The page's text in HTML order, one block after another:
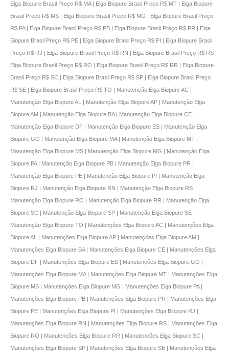
Elga Biopure Brasil Preço R$ MA | Elga Biopure Brasil Preço R$ MT | Elga Biopure
Brasil Preço R$ MS | Elga Biopure Brasil Preço R$ MG | Elga Biopure Brasil Preço
R$ PA | Elga Biopure Brasil Preço R$ PB | Elga Biopure Brasil Preço R$ PR | Elga
Biopure Brasil Preço R$ PE | Elga Biopure Brasil Preço R$ PI | Elga Biopure Brasil
Preço R$ RJ | Elga Biopure Brasil Preço R$ RN | Elga Biopure Brasil Preço R$ RS |
Elga Biopure Brasil Preço R$ RO | Elga Biopure Brasil Preço R$ RR | Elga Biopure
Brasil Preço R$ SC | Elga Biopure Brasil Preço R$ SP | Elga Biopure Brasil Preço
R$ SE | Elga Biopure Brasil Preço R$ TO | Manutenção Elga Biopure AC |
Manutenção Elga Biopure AL | Manutenção Elga Biopure AP | Manutenção Elga
Biopure AM | Manutenção Elga Biopure BA | Manutenção Elga Biopure CE |
Manutenção Elga Biopure DF | Manutenção Elga Biopure ES | Manutenção Elga
Biopure GO | Manutenção Elga Biopure MA | Manutenção Elga Biopure MT |
Manutenção Elga Biopure MS | Manutenção Elga Biopure MG | Manutenção Elga
Biopure PA | Manutenção Elga Biopure PB | Manutenção Elga Biopure PR |
Manutenção Elga Biopure PE | Manutenção Elga Biopure PI | Manutenção Elga
Biopure RJ | Manutenção Elga Biopure RN | Manutenção Elga Biopure RS |
Manutenção Elga Biopure RO | Manutenção Elga Biopure RR | Manutenção Elga
Biopure SC | Manutenção Elga Biopure SP | Manutenção Elga Biopure SE |
Manutenção Elga Biopure TO | Manutenções Elga Biopure AC | Manutenções Elga
Biopure AL | Manutenções Elga Biopure AP | Manutenções Elga Biopure AM |
Manutenções Elga Biopure BA | Manutenções Elga Biopure CE | Manutenções Elga
Biopure DF | Manutenções Elga Biopure ES | Manutenções Elga Biopure GO |
Manutenções Elga Biopure MA | Manutenções Elga Biopure MT | Manutenções Elga
Biopure MS | Manutenções Elga Biopure MG | Manutenções Elga Biopure PA |
Manutenções Elga Biopure PB | Manutenções Elga Biopure PR | Manutenções Elga
Biopure PE | Manutenções Elga Biopure PI | Manutenções Elga Biopure RJ |
Manutenções Elga Biopure RN | Manutenções Elga Biopure RS | Manutenções Elga
Biopure RO | Manutenções Elga Biopure RR | Manutenções Elga Biopure SC |
Manutenções Elga Biopure SP | Manutenções Elga Biopure SE | Manutenções Elga